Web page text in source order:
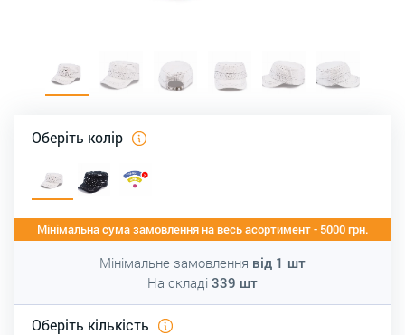
Оберіть колір
Мінімальна сума замовлення на весь асортимент - 5000 грн.
Мінімальне замовлення від 1 шт
На складі 339 шт
Оберіть кількість